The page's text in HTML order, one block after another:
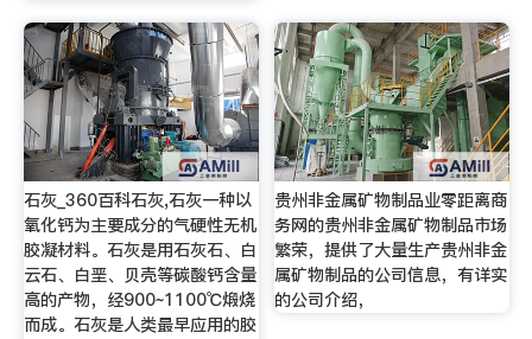
石灰_360百科石灰,石灰一种以
氧化钙为主要成分的气硬性无机
胶凝材料。石灰是用石灰石、白
云石、白垩、贝壳等碳酸钙含量
高的产物，经900~1100℃煅烧
而成。石灰是人类最早应用的胶
贵州非金属矿物制品业零距离商
务网的贵州非金属矿物制品市场
繁荣，提供了大量生产贵州非金
属矿物制品的公司信息，有详实
的公司介绍，